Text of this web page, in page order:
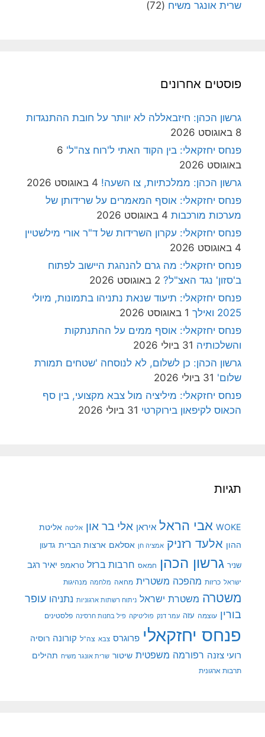
שרית אונגר משיח (72)
פוסטים אחרונים
גרשון הכהן: חיזבאללה לא יוותר על חובת ההתנגדות
8 באוגוסט 2026
פנחס יחזקאלי: בין הקוד האתי ל'רוח צה"ל' 6
באוגוסט 2026
גרשון הכהן: ממלכתיות, צו השעה! 4 באוגוסט 2026
פנחס יחזקאלי: אוסף המאמרים על שרידותן של
מערכות מורכבות 4 באוגוסט 2026
פנחס יחזקאלי: עקרון השרידות של ד"ר אורי מילשטיין
4 באוגוסט 2026
פנחס יחזקאלי: מה גרם להנהגת היישוב לפתוח
ב'סזון' נגד האצ"ל? 2 באוגוסט 2026
פנחס יחזקאלי: תיעוד שנאת נתניהו בתמונות, מיולי
2025 ואילך
1 באוגוסט 2026
פנחס יחזקאלי: אוסף ממים על ההתנתקות
והשלכותיה 31 ביולי 2026
גרשון הכהן: כן לשלום, לא לנוסחה 'שטחים תמורת
שלום' 31 ביולי 2026
פנחס יחזקאלי: מיליציה מול צבא מקצועי, בין סף
הכאוס לקיפאון בירוקרטי 31 ביולי 2026
תגיות
WOKE אבי הראל איראן אלי בר און אליטה אליטת
ההון אלעד רזניק אמציה חן אסלאם ארצות הברית גדעון
שניר גרשון הכהן חמאס חרבות ברזל טראמפ יאיר רגב
ישראל כרזות מהפכה משטרית מחאה מלחמה מנהיגות
משטרה משטרת ישראל ניתוח רשתות ארגוניות נתניהו עופר
בורין עוצמה עזה עמר דנק פוליטיקה פיל בחנות חרסינה פלסטינים
פנחס יחזקאלי פרוגרס צבא צה"ל קורונה רוסיה
רועי צזנה רפורמה משפטית שיטור שרית אונגר משיח תהילים
תרבות ארגונית